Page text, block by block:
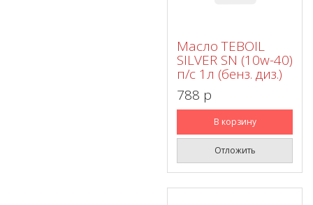
Масло TEBOIL
SILVER SN (10w-40)
п/с 1л (бенз. диз.)
788 p
В корзину
Отложить